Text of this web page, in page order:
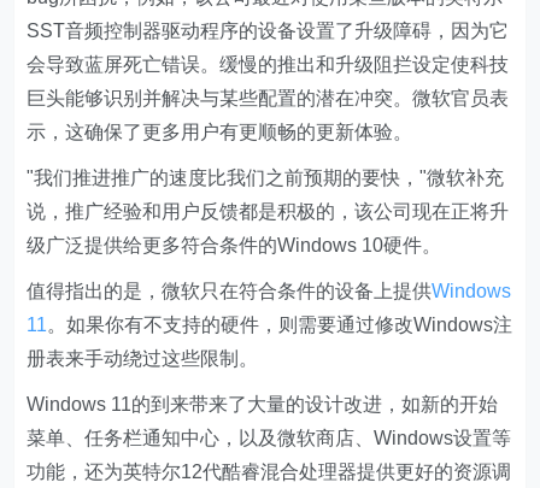
SST音频控制器驱动程序的设备设置了升级障碍，因为它
会导致蓝屏死亡错误。缓慢的推出和升级阻拦设定使科技
巨头能够识别并解决与某些配置的潜在冲突。微软官员表
示，这确保了更多用户有更顺畅的更新体验。
"我们推进推广的速度比我们之前预期的要快，"微软补充
说，推广经验和用户反馈都是积极的，该公司现在正将升
级广泛提供给更多符合条件的Windows 10硬件。
值得指出的是，微软只在符合条件的设备上提供Windows
11。如果你有不支持的硬件，则需要通过修改Windows注
册表来手动绕过这些限制。
Windows 11的到来带来了大量的设计改进，如新的开始
菜单、任务栏通知中心，以及微软商店、Windows设置等
功能，还为英特尔12代酷睿混合处理器提供更好的资源调